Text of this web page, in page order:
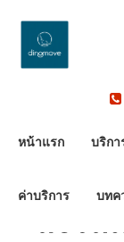
หน้าแรก บริกา
ค่าบริการ บทค
ส่งรถ